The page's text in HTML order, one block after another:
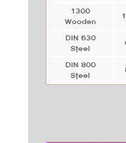
1300
Wooden
DIN 630
Steel
DIN 800
Steel